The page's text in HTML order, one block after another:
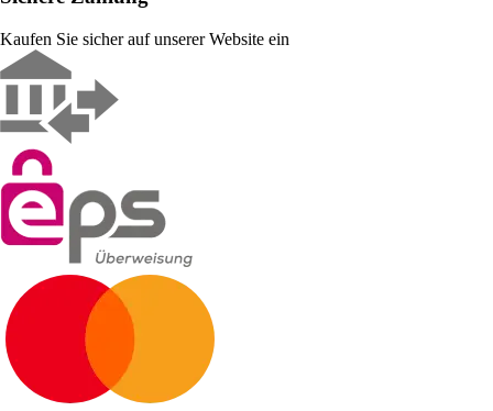
Kaufen Sie sicher auf unserer Website ein